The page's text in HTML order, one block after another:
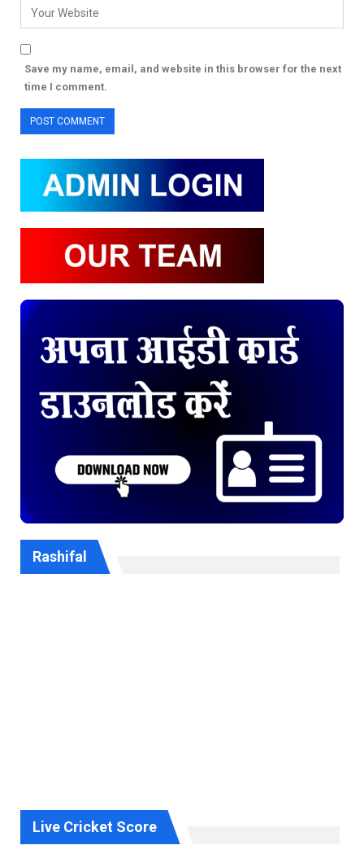
Save my name, email, and website in this browser for the next
time I comment.
Rashifal
Live Cricket Score